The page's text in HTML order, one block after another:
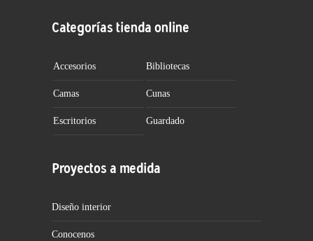
Categorías tienda online
Accesorios Bibliotecas
Camas Cunas
Escritorios Guardado
Proyectos a medida
Diseño interior
Conocenos